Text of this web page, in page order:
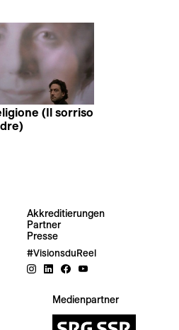
(Il sorriso
Akkreditierungen
Partner
Presse
#VisionsduReel
Medienpartner